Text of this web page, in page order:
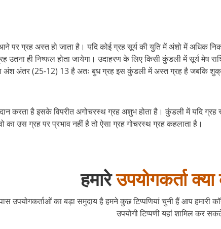
पर ग्रह अस्त हो जाता है। यदि कोई ग्रह सूर्य की युति में अंशो में अधिक
उतना ही निष्फल होता जायेगा। उदाहरण के लिए किसी कुंडली में सूर्य
अंतर (25-12) 13 है अतः बुध ग्रह इस कुंडली में अस्त ग्रह है जबकि
करता है इसके विपरीत अगोचरस्थ ग्रह अशुभ होता है। कुंडली में यदि ग्रह
का उस ग्रह पर प्रभाव नहीं है तो ऐसा ग्रह गोचरस्थ ग्रह कहलाता है।
हमारेउपयोगकर्ता
उपयोगकर्ताओं का बड़ा समुदाय है हमने कुछ टिप्पणियां चुनी हैं आप हमारी
उपयोगी टिप्पणी यहां शामिल कर